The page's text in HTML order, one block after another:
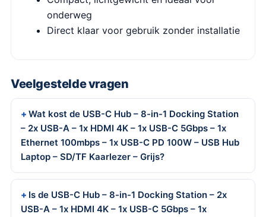
onderweg
Direct klaar voor gebruik zonder installatie
Veelgestelde vragen
Wat kost de USB-C Hub – 8-in-1 Docking Station
– 2x USB-A – 1x HDMI 4K – 1x USB-C 5Gbps – 1x
Ethernet 100mbps – 1x USB-C PD 100W – USB Hub
Laptop – SD/TF Kaarlezer – Grijs?
Is de USB-C Hub – 8-in-1 Docking Station – 2x
USB-A – 1x HDMI 4K – 1x USB-C 5Gbps – 1x